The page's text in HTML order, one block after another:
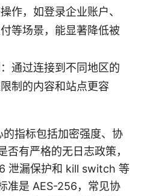
作，如登录企业账户、
等场景，能显著降低被
通过连接到不同地区的
制的内容和站点更容
指标包括加密强度、协
有严格的无日志政策，
泄漏保护和 kill switch 等
准是 AES-256，常见协